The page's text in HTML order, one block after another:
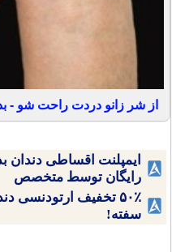
از شر زانو دردت راحت شو
ایمپلنت اقساطی دندان
رایگان توسط متخصص
۵۰٪ تخفیف ارتودنسی
سفته!